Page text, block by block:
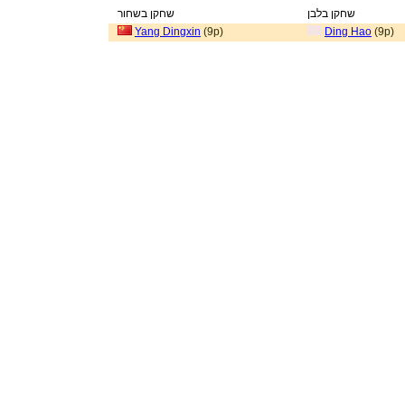
שחקן בשחור
שחקן בלבן
Yang Dingxin (9p) Ding Hao (9p)